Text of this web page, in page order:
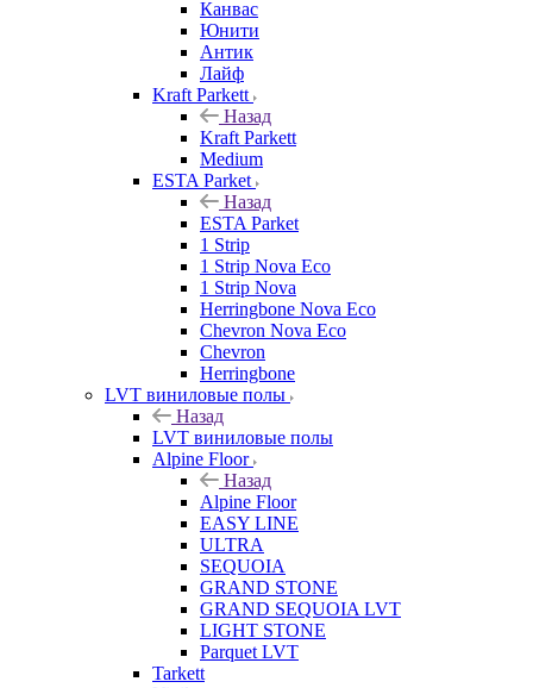
Канвас
Юнити
Антик
Лайф
Kraft Parkett
Назад
Kraft Parkett
Medium
ESTA Parket
Назад
ESTA Parket
1 Strip
1 Strip Nova Eco
1 Strip Nova
Herringbone Nova Eco
Chevron Nova Eco
Chevron
Herringbone
LVT виниловые полы
Назад
LVT виниловые полы
Alpine Floor
Назад
Alpine Floor
EASY LINE
ULTRA
SEQUOIA
GRAND STONE
GRAND SEQUOIA LVT
LIGHT STONE
Parquet LVT
Tarkett